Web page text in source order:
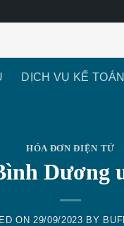
DỊCH VỤ KẾ TOÁN
HÓA ĐƠN ĐIỆN TỬ
Dương
ON 29/09/2023 BY